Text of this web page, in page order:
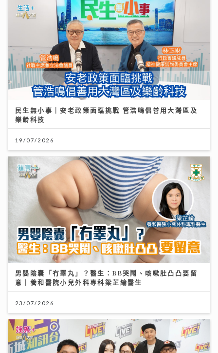
民生無小事｜安老政策面臨挑戰 管浩鳴倡善用大灣區及
樂齡科技
19/07/2026
男嬰陰囊「冇睪丸」？醫生：BB哭鬧、咳嗽肚凸凸要留
意｜養和醫院小兒外科專科梁芷綸醫生
23/07/2026